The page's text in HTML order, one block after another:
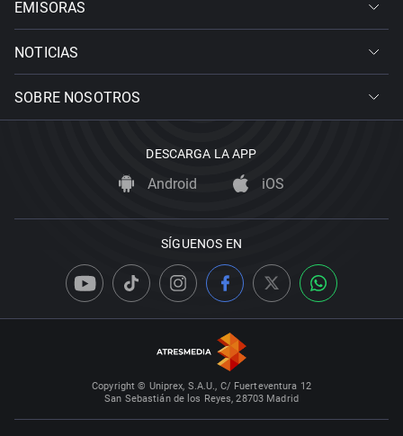
EMISORAS
NOTICIAS
SOBRE NOSOTROS
DESCARGA LA APP
Android iOS
SÍGUENOS EN
Copyright © Uniprex, S.A.U., C/ Fuerteventura 12
San Sebastián de los Reyes, 28703 Madrid